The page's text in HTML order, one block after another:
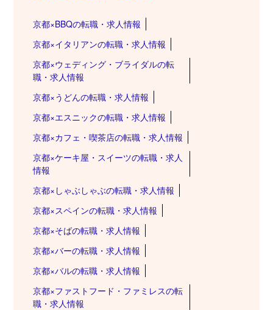
京都×BBQの転職・求人情報
京都×イタリアンの転職・求人情報
京都×ウェディング・ブライダルの転
職・求人情報
京都×うどんの転職・求人情報
京都×エスニックの転職・求人情報
京都×カフェ・喫茶店の転職・求人情報
京都×ケーキ屋・スイーツの転職・求人
情報
京都×しゃぶしゃぶの転職・求人情報
京都×スペインの転職・求人情報
京都×そばの転職・求人情報
京都×バーの転職・求人情報
京都×バルの転職・求人情報
京都×ファストフード・ファミレスの転
職・求人情報